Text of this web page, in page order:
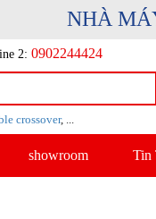
NHÀ MÁY
2: 0902244424
crossover, ...
showroom Tin